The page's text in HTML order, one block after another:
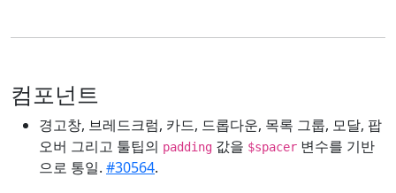
컴포넌트
경고창, 브레드크럼, 카드, 드롭다운, 목록 그룹, 모달, 팝
오버 그리고 툴팁의 padding 값을 $spacer 변수를 기반
으로 통일. #30564.